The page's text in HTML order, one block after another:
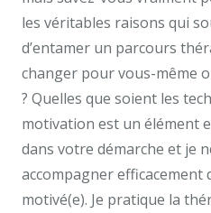
les véritables raisons qui
d’entamer un parcours
changer pour vous-même
? Quelles que soient les
motivation est un élément
dans votre démarche et je
accompagner efficacement
motivé(e). Je pratique la